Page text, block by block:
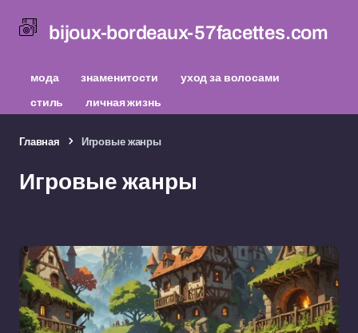
bijoux-bordeaux-57facettes.com
мода знаменитости
уход за волосами
стиль
личная жизнь
Главная Игровые жанры
Игровые жанры